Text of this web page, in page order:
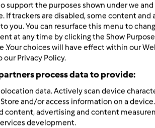
Iscritto : 06.03.2009
#6
un colpo
Sono ormai 12 giorni
pm e mi sono accorta che lievita in
che se aspetto i due giorni ho paura
quando supera la lievitazione
support the purposes shown under we
If trackers are disabled, some content and
you. You can resurface this menu to
at any time by clicking the Show
.Your choices will have effect within our
our Privacy Policy.
process data to provide:
data. Actively scan device
and/or access information on a
content, advertising and content
development.